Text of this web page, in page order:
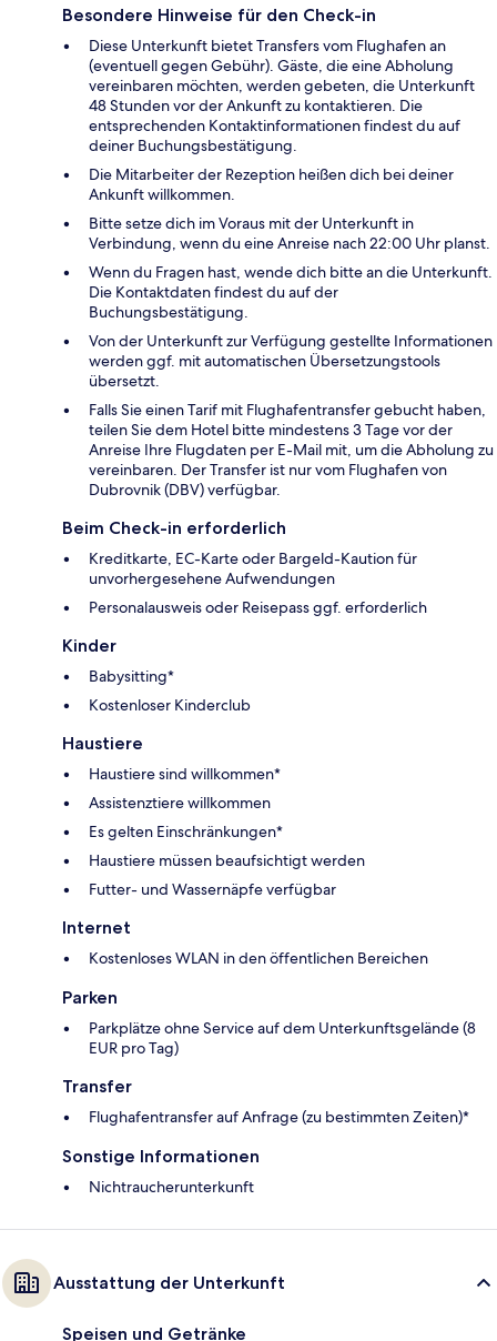
Besondere Hinweise für den Check-in
Diese Unterkunft bietet Transfers vom Flughafen an
(eventuell gegen Gebühr). Gäste, die eine Abholung
vereinbaren möchten, werden gebeten, die Unterkunft
48 Stunden vor der Ankunft zu kontaktieren. Die
entsprechenden Kontaktinformationen findest du auf
deiner Buchungsbestätigung.
Die Mitarbeiter der Rezeption heißen dich bei deiner
Ankunft willkommen.
Bitte setze dich im Voraus mit der Unterkunft in
Verbindung, wenn du eine Anreise nach 22:00 Uhr planst.
Wenn du Fragen hast, wende dich bitte an die Unterkunft.
Die Kontaktdaten findest du auf der
Buchungsbestätigung.
Von der Unterkunft zur Verfügung gestellte Informationen
werden ggf. mit automatischen Übersetzungstools
übersetzt.
Falls Sie einen Tarif mit Flughafentransfer gebucht haben,
teilen Sie dem Hotel bitte mindestens 3 Tage vor der
Anreise Ihre Flugdaten per E-Mail mit, um die Abholung zu
vereinbaren. Der Transfer ist nur vom Flughafen von
Dubrovnik (DBV) verfügbar.
Beim Check-in erforderlich
Kreditkarte, EC-Karte oder Bargeld-Kaution für
unvorhergesehene Aufwendungen
Personalausweis oder Reisepass ggf. erforderlich
Kinder
Babysitting*
Kostenloser Kinderclub
Haustiere
Haustiere sind willkommen*
Assistenztiere willkommen
Es gelten Einschränkungen*
Haustiere müssen beaufsichtigt werden
Futter- und Wassernäpfe verfügbar
Internet
Kostenloses WLAN in den öffentlichen Bereichen
Parken
Parkplätze ohne Service auf dem Unterkunftsgelände (8
EUR pro Tag)
Transfer
Flughafentransfer auf Anfrage (zu bestimmten Zeiten)*
Sonstige Informationen
Nichtraucherunterkunft
Ausstattung der Unterkunft
Speisen und Getränke